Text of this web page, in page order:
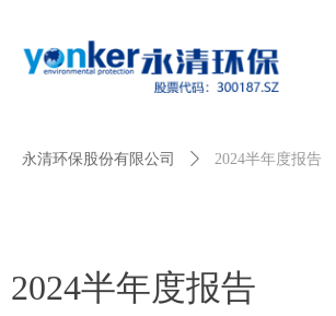
2024半年度报告
永清环保股份有限公司 ꄲ 2024半年度报告